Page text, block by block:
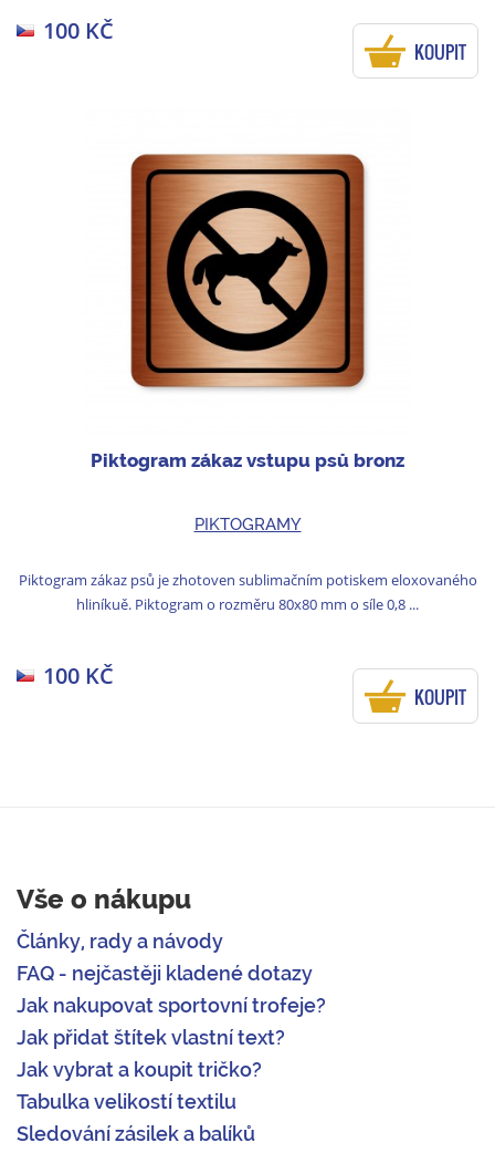
100 KČ
KOUPIT
Piktogram zákaz vstupu psů bronz
PIKTOGRAMY
Piktogram zákaz psů je zhotoven sublimačním potiskem eloxovaného
hliníkuě. Piktogram o rozměru 80x80 mm o síle 0,8 ...
100 KČ
KOUPIT
Vše o nákupu
Články, rady a návody
FAQ - nejčastěji kladené dotazy
Jak nakupovat sportovní trofeje?
Jak přidat štítek vlastní text?
Jak vybrat a koupit tričko?
Tabulka velikostí textilu
Sledování zásilek a balíků